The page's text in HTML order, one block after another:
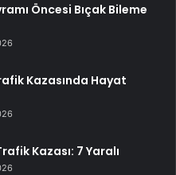
Öncesi Bıçak Bileme
Kazasında Hayat
Kazası: 7 Yaralı